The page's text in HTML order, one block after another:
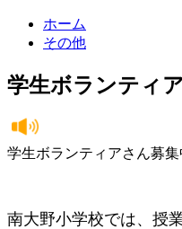
ホーム
その他
学生ボランティ
学生ボランティアさん募集
南大野小学校では、授